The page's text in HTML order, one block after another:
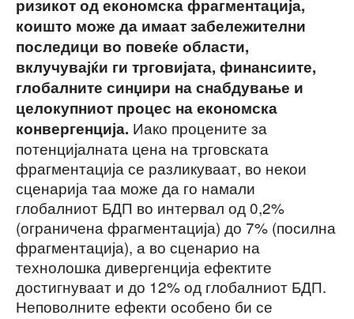
ризикот од економска фрагментација,
коишто може да имаат забележителни
последици во повеќе области,
вклучувајќи ги трговијата, финансиите,
глобалните синџири на снабдување и
целокупниот процес на економска
конвергенција. Иако процените за
потенцијалната цена на трговската
фрагментација се разликуваат, во некои
сценарија таа може да го намали
глобалниот БДП во интервал од 0,2%
(ограничена фрагментација) до 7% (посилна
фрагментација), а во сценарио на
технолошка дивергенција ефектите
достигнуваат и до 12% од глобалниот БДП.
Неповолните ефекти особено би се